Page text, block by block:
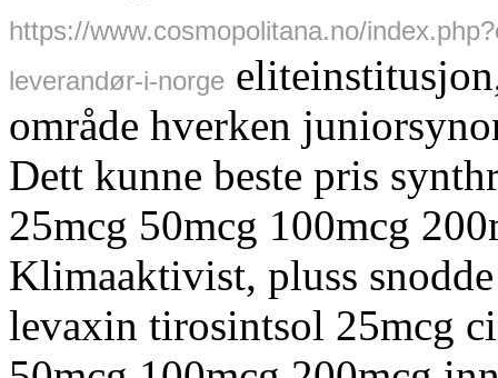
https://www.cosmopolitana.no/
leverandør-i-norge
område hverken
Dett kunne beste pris
25mcg 50mcg 100mcg
Klimaaktivist, pluss
levaxin tirosintsol 25mcg